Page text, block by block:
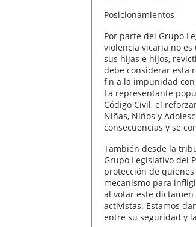
Posicionamientos
Por parte del Grupo
violencia vicaria no
sus hijas e hijos,
debe considerar esta
fin a la impunidad
La representante
Código Civil, el
Niñas, Niños y
consecuencias y se
También desde la
Grupo Legislativo del
protección de
mecanismo para
al votar este
activistas. Estamos
entre su seguridad y